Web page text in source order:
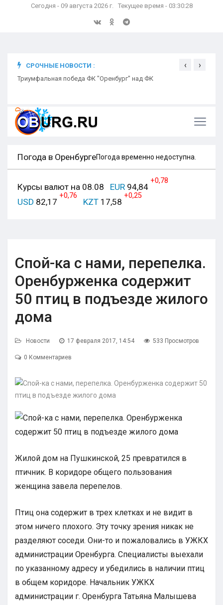
Сегодня - 09 августа 2026 г. Текущее время - 03:30:29
СРОЧНЫЕ НОВОСТИ :
Триумфальная победа ФК "Оренбург" над ФК
‹ ›
Погода в ОренбургеПогода временно недоступна.
Курсы валют на 08.08 EUR 94,84
+0,78
USD 82,17
+0,76
KZT 17,58
+0,25
Спой-ка с нами, перепелка.
Оренбурженка содержит
50 птиц в подъезде жилого
дома
Новости 17 февраля 2017, 14:54 533 Просмотров
0 Комментариев
Жилой дом на Пушкинской, 25 превратился в
птичник. В коридоре общего пользования
женщина завела перепелов.
Птиц она содержит в трех клетках и не видит в
этом ничего плохого. Эту точку зрения никак не
разделяют соседи. Они-то и пожаловались в УЖКХ
администрации Оренбурга. Специалисты выехали
по указанному адресу и убедились в наличии птиц
в общем коридоре. Начальник УЖКХ
администрации г. Оренбурга Татьяна Малышева